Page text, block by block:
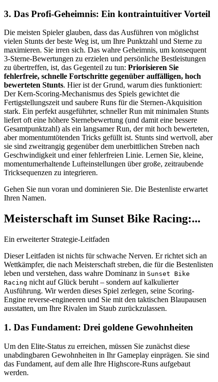
3. Das Profi-Geheimnis: Ein kontraintuitiver Vorteil
Die meisten Spieler glauben, dass das Ausführen von möglichst
vielen Stunts der beste Weg ist, um Ihre Punktzahl und Sterne zu
maximieren. Sie irren sich. Das wahre Geheimnis, um konsequent
3-Sterne-Bewertungen zu erzielen und persönliche Bestleistungen
zu übertreffen, ist, das Gegenteil zu tun: Priorisieren Sie
fehlerfreie, schnelle Fortschritte gegenüber auffälligen, hoch
bewerteten Stunts. Hier ist der Grund, warum dies funktioniert:
Der Kern-Scoring-Mechanismus des Spiels gewichtet die
Fertigstellungszeit und saubere Runs für die Sternen-Akquisition
stark. Ein perfekt ausgeführter, schneller Run mit minimalen Stunts
liefert oft eine höhere Sternebewertung (und damit eine bessere
Gesamtpunktzahl) als ein langsamer Run, der mit hoch bewerteten,
aber momentumtötenden Tricks gefüllt ist. Stunts sind wertvoll, aber
sie sind zweitrangig gegenüber dem unerbittlichen Streben nach
Geschwindigkeit und einer fehlerfreien Linie. Lernen Sie, kleine,
momentumerhaltende Lufteinstellungen über große, zeitraubende
Tricksequenzen zu integrieren.
Gehen Sie nun voran und dominieren Sie. Die Bestenliste erwartet
Ihren Namen.
Meisterschaft im Sunset Bike Racing:...
Ein erweiterter Strategie-Leitfaden
Dieser Leitfaden ist nichts für schwache Nerven. Er richtet sich an
Wettkämpfer, die nach Meisterschaft streben, die für die Bestenlisten
leben und verstehen, dass wahre Dominanz in Sunset Bike
Racing nicht auf Glück beruht – sondern auf kalkulierter
Ausführung. Wir werden dieses Spiel zerlegen, seine Scoring-
Engine reverse-engineeren und Sie mit den taktischen Blaupausen
ausstatten, um Ihre Rivalen im Staub zurückzulassen.
1. Das Fundament: Drei goldene Gewohnheiten
Um den Elite-Status zu erreichen, müssen Sie zunächst diese
unabdingbaren Gewohnheiten in Ihr Gameplay einprägen. Sie sind
das Fundament, auf dem alle Ihre Highscore-Runs aufgebaut
werden.